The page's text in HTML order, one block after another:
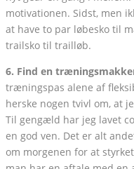
motivationen. Sidst, men
at have to par løbesko til
trailsko til trailløb.
6. Find en
træningspas alene af
herske nogen tvivl om, at
Til gengæld har jeg lavet
en god ven. Det er alt
om morgenen for at